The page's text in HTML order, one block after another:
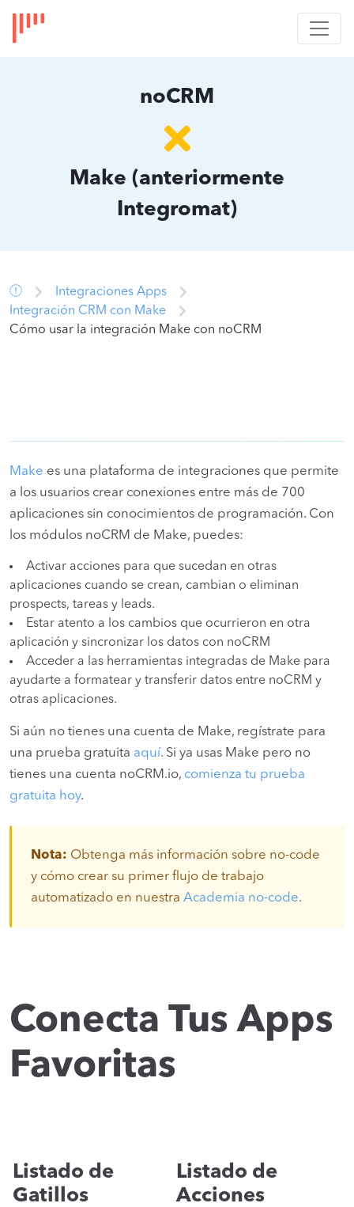
noCRM
Make (anteriormente
Integromat)
Integraciones Apps
Integración CRM con Make
Cómo usar la integración Make con noCRM
Make es una plataforma de integraciones que permite
a los usuarios crear conexiones entre más de 700
aplicaciones sin conocimientos de programación. Con
los módulos noCRM de Make, puedes:
Activar acciones para que sucedan en otras
aplicaciones cuando se crean, cambian o eliminan
prospects, tareas y leads.
Estar atento a los cambios que ocurrieron en otra
aplicación y sincronizar los datos con noCRM
Acceder a las herramientas integradas de Make para
ayudarte a formatear y transferir datos entre noCRM y
otras aplicaciones.
Si aún no tienes una cuenta de Make, regístrate para
una prueba gratuita aquí. Si ya usas Make pero no
tienes una cuenta noCRM.io, comienza tu prueba
gratuita hoy.
Nota: Obtenga más información sobre no-code
y cómo crear su primer flujo de trabajo
automatizado en nuestra Academia no-code.
Conecta Tus Apps
Favoritas
Listado de
Gatillos
Listado de
Acciones